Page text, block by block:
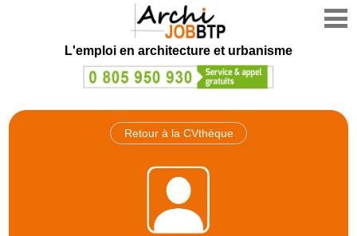
L'emploi en architecture et urbanisme
Retour à la CVthèque